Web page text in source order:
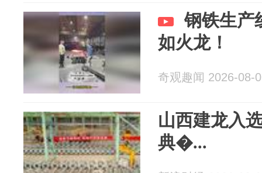
钢铁生产
如火龙！
奇观趣闻 2026-08-
山西建龙入
典�...